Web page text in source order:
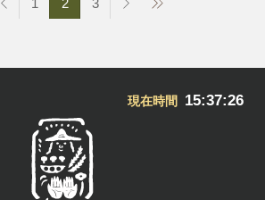
1 2 3
現在時間 15:37:27